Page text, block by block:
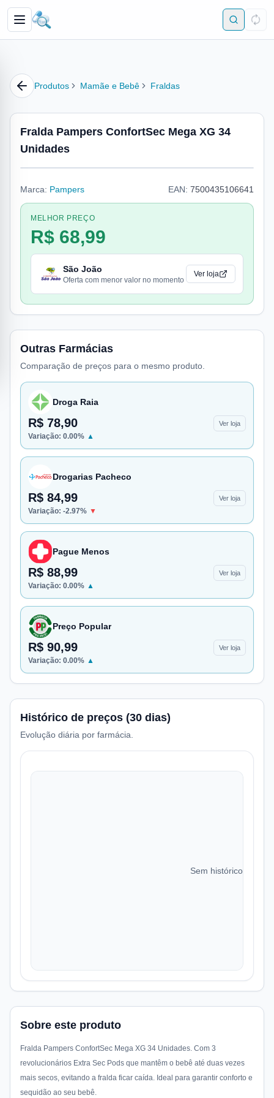
Produtos Mamãe e Bebê Fraldas
Fralda Pampers ConfortSec Mega XG 34
Unidades
Marca: Pampers EAN: 7500435106641
MELHOR PREÇO
R$ 68,99
São João
Oferta com menor valor no momento
Ver loja
Outras Farmácias
Comparação de preços para o mesmo produto.
Droga Raia
R$ 78,90 Ver loja
Variação: 0.00% ▲
Drogarias Pacheco
R$ 84,99 Ver loja
Variação: -2.97% ▼
Pague Menos
R$ 88,99 Ver loja
Variação: 0.00% ▲
Preço Popular
R$ 90,99 Ver loja
Variação: 0.00% ▲
Histórico de preços (30 dias)
Evolução diária por farmácia.
Sem histórico de
Sobre este produto
Fralda Pampers ConfortSec Mega XG 34 Unidades. Com 3
revolucionários Extra Sec Pods que mantêm o bebê até duas vezes
mais secos, evitando a fralda ficar caída. Ideal para garantir conforto e
sequidão ao seu bebê.